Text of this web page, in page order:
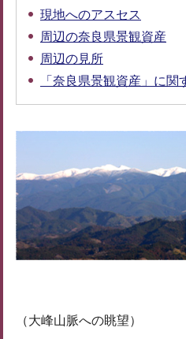
現地へのアスセス
周辺の奈良県景観資産
周辺の見所
「奈良県景観資産」に
（大峰山脈への眺望）